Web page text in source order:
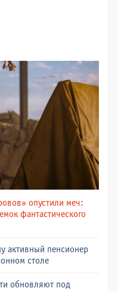
опустили меч:
фантастического
активный пенсионер
столе
обновляют под